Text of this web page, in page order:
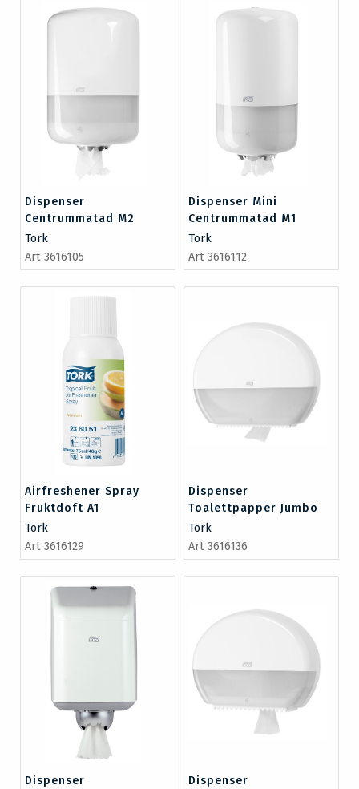
Dispenser
Centrummatad M2
vit/plast
Tork
Art 3616105
Dispenser Mini
Centrummatad M1
vit/plast
Tork
Art 3616112
Airfreshener Spray
Fruktdoft A1
Tork
Art 3616129
Dispenser
Toalettpapper Jumbo
T1 vit
Tork
Art 3616136
Dispenser
Dispenser